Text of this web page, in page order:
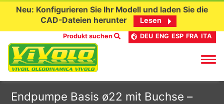
Neu: Konfigurieren Sie Ihr Modell und laden Sie die
CAD-Dateien herunter
Lesen
Produkt suchen DEU ENG ESP FRA ITA
Endpumpe Basis ø22 mit Buchse –